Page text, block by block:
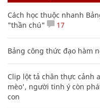
Cách học thuộc nhanh
"thần chú"
17
Bảng công thức đạo hàm
Clip lột tả chân thực cảnh
mèo', người tinh ý còn
con